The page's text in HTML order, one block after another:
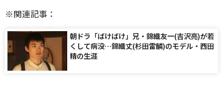
※関連記事：
朝ドラ「ばけばけ」兄・錦織友一(吉沢亮)が若
くして病没…錦織丈(杉田雷麟)のモデル・西田
精の生涯